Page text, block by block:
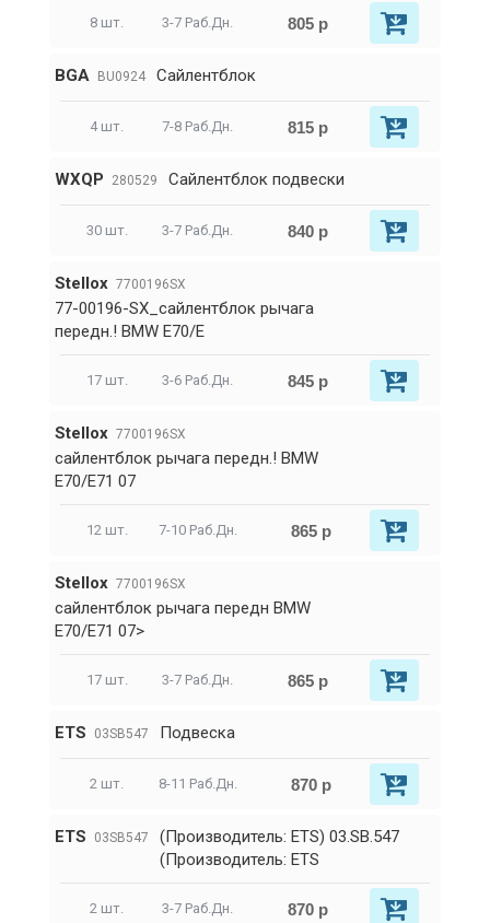
8 шт. 3-7 Раб.Дн. 805 р
BGA BU0924 Сайлентблок
4 шт. 7-8 Раб.Дн. 815 р
WXQP 280529 Сайлентблок подвески
30 шт. 3-7 Раб.Дн. 840 р
Stellox 7700196SX
77-00196-SX_сайлентблок рычага
передн.! BMW E70/E
17 шт. 3-6 Раб.Дн. 845 р
Stellox 7700196SX
сайлентблок рычага передн.! BMW
E70/E71 07
12 шт. 7-10 Раб.Дн. 865 р
Stellox 7700196SX
сайлентблок рычага передн BMW
E70/E71 07>
17 шт. 3-7 Раб.Дн. 865 р
ETS 03SB547 Подвеска
2 шт. 8-11 Раб.Дн. 870 р
ETS 03SB547
(Производитель: ETS) 03.SB.547
(Производитель: ETS
2 шт. 3-7 Раб.Дн. 870 р